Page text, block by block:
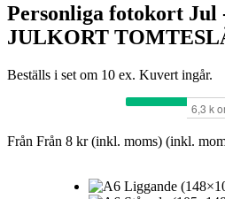
Personliga fotokort Jul
JULKORT
Beställs i set om 10 ex. Kuvert ingår.
Från Från 8 kr (inkl. moms) (inkl.